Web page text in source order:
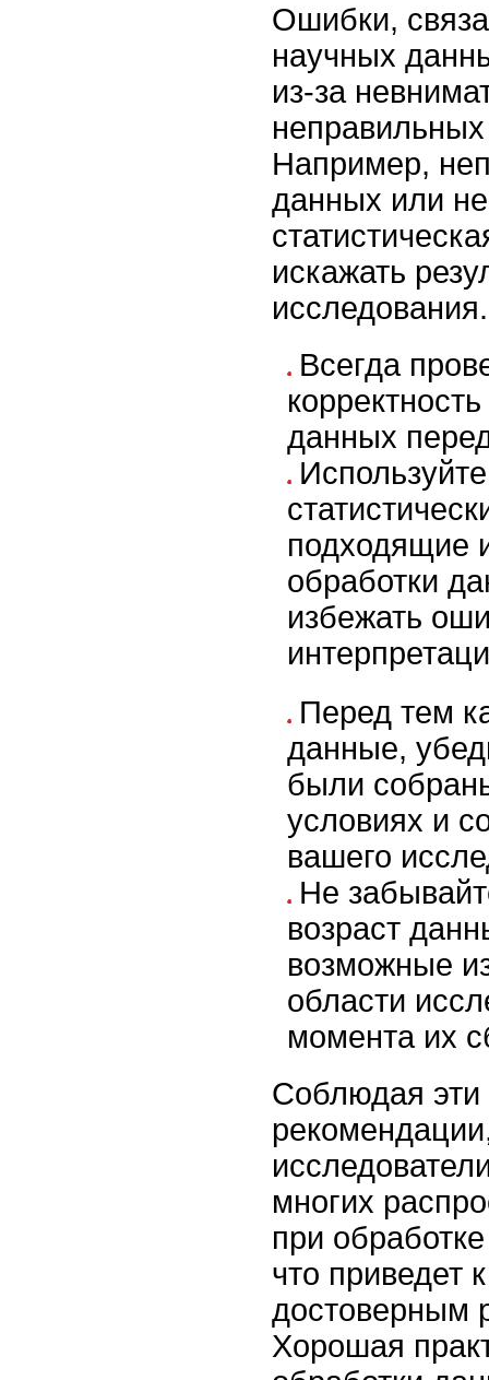
Ошибки,
научных
из-за
Например,
данных или
искажать
исследования.
Всегда
данных
подходящие
обработки
избежать
Перед тем
данные,
были
условиях и
вашего
Не
возраст
возможные
области
момента их
Соблюдая эти
многих
при
что приведет
достоверным
Хорошая